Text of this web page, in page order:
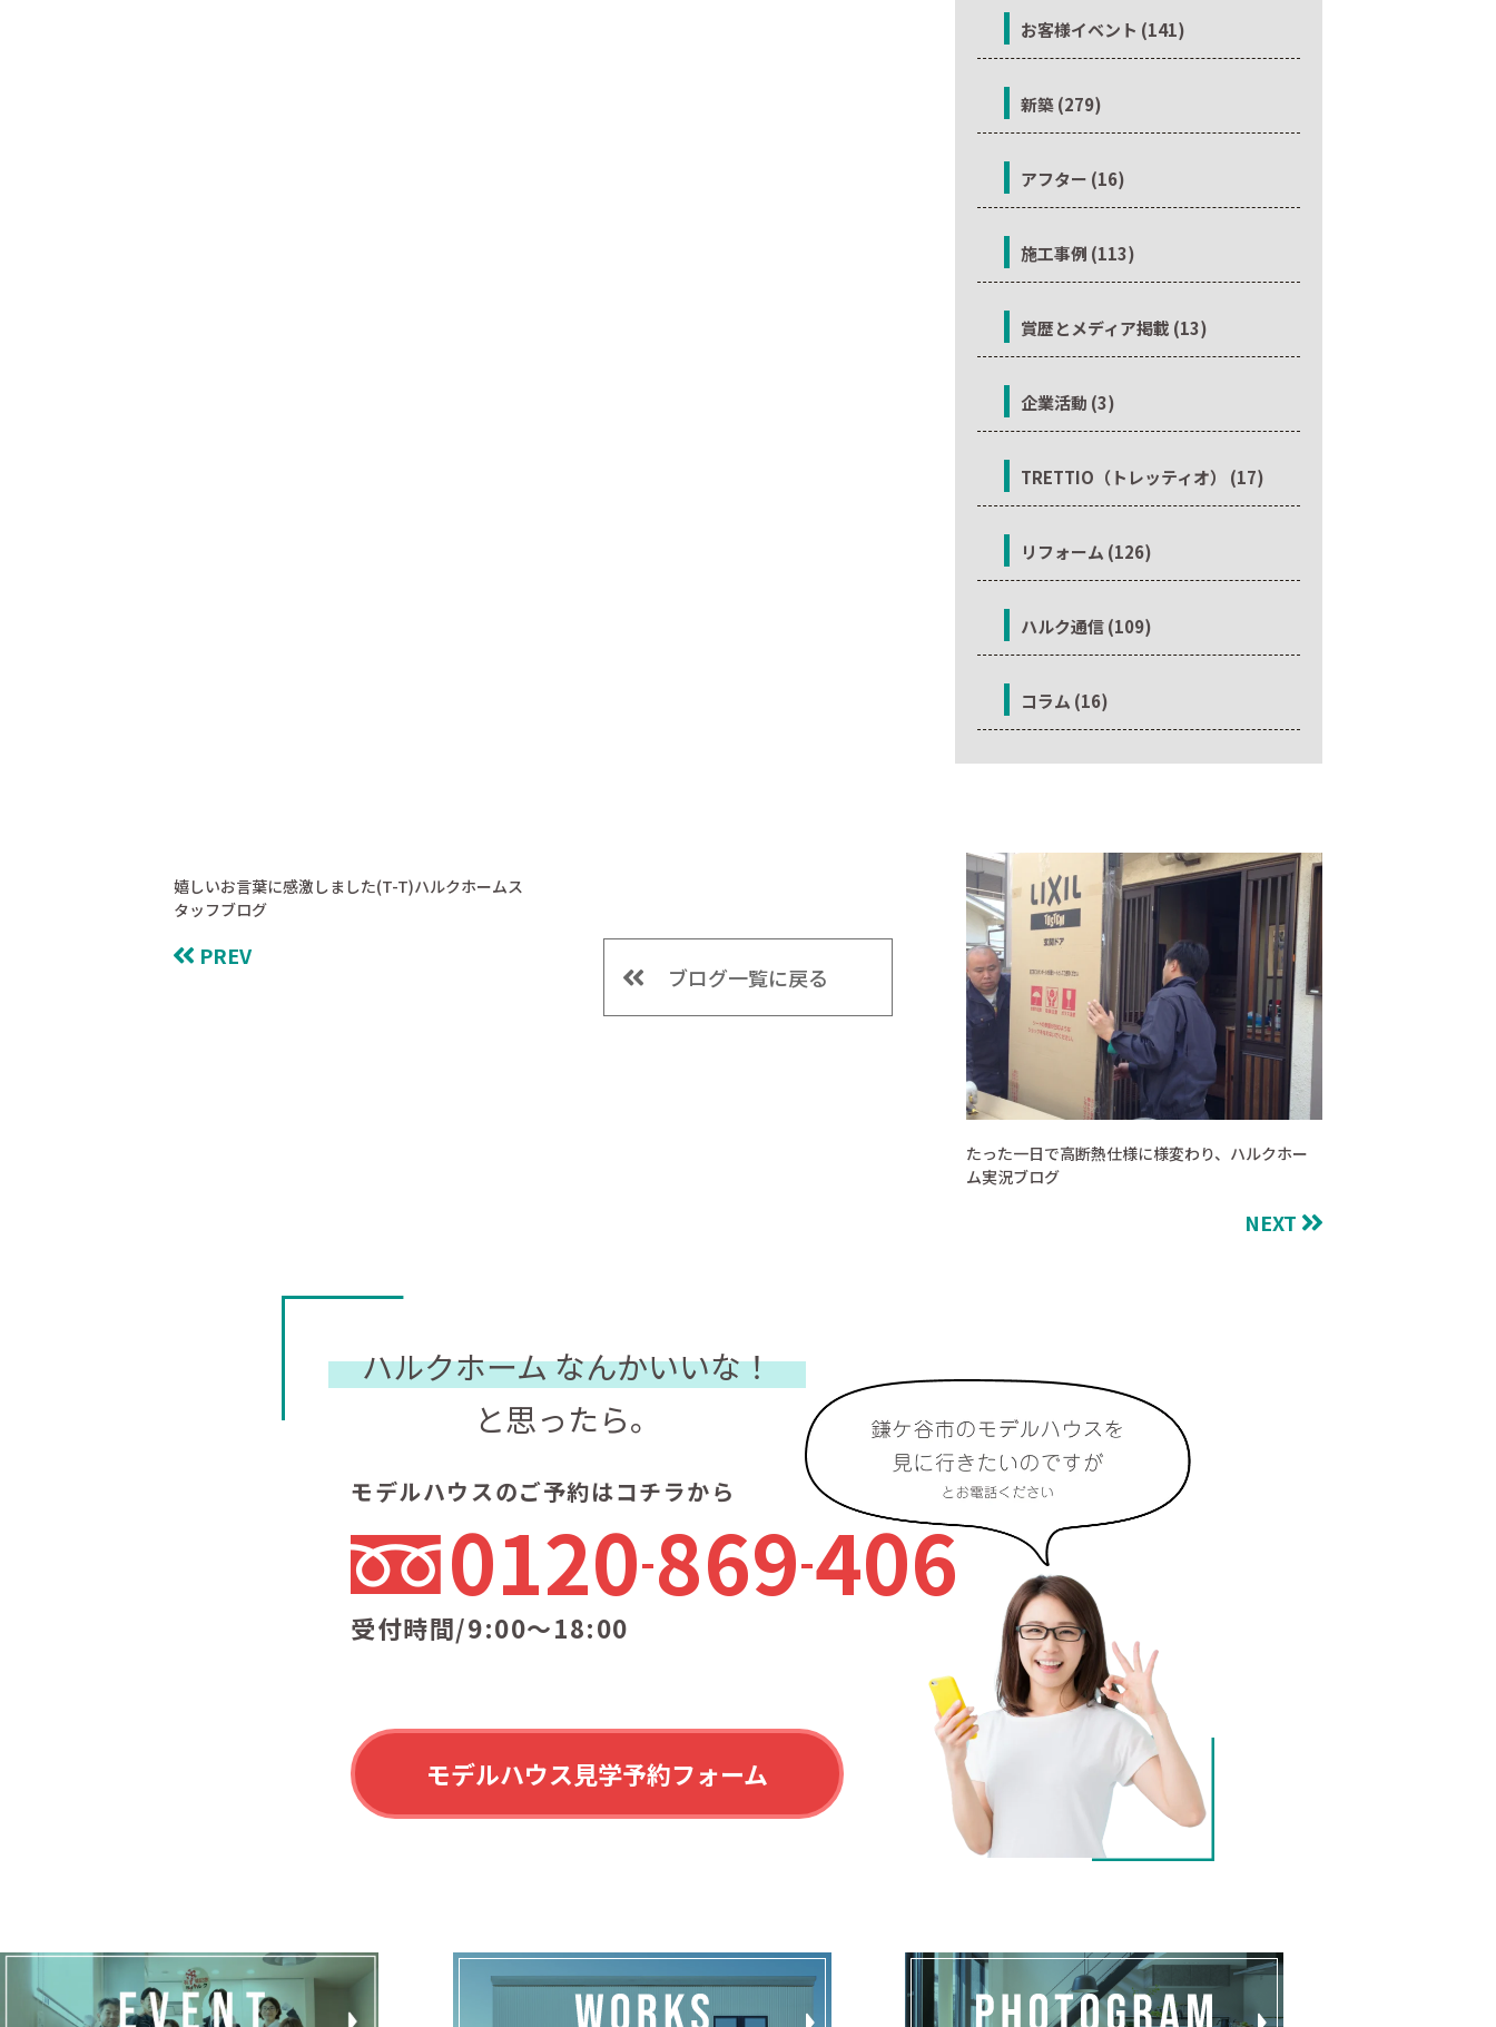
ブログ一覧に戻る
PREV
嬉しいお言葉に感激しました(T-T)ハルクホームス
タッフブログ
NEXT
たった一日で高断熱仕様に様変わり、ハルクホー
ム実況ブログ
お客様イベント (141)
新築 (279)
アフター (16)
施工事例 (113)
賞歴とメディア掲載 (13)
企業活動 (3)
TRETTIO（トレッティオ） (17)
リフォーム (126)
ハルク通信 (109)
コラム (16)
ハルクホームなんかいいな！
と思ったら。
モデルハウスのご予約はコチラから
0120869406
受付時間/9:00〜18:00
モデルハウス見学予約フォーム